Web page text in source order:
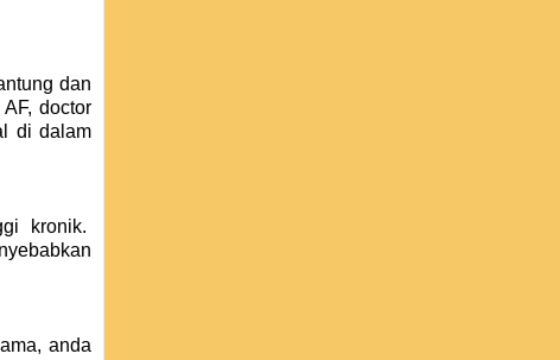
dan
doctor
di dalam
kronik.
anda